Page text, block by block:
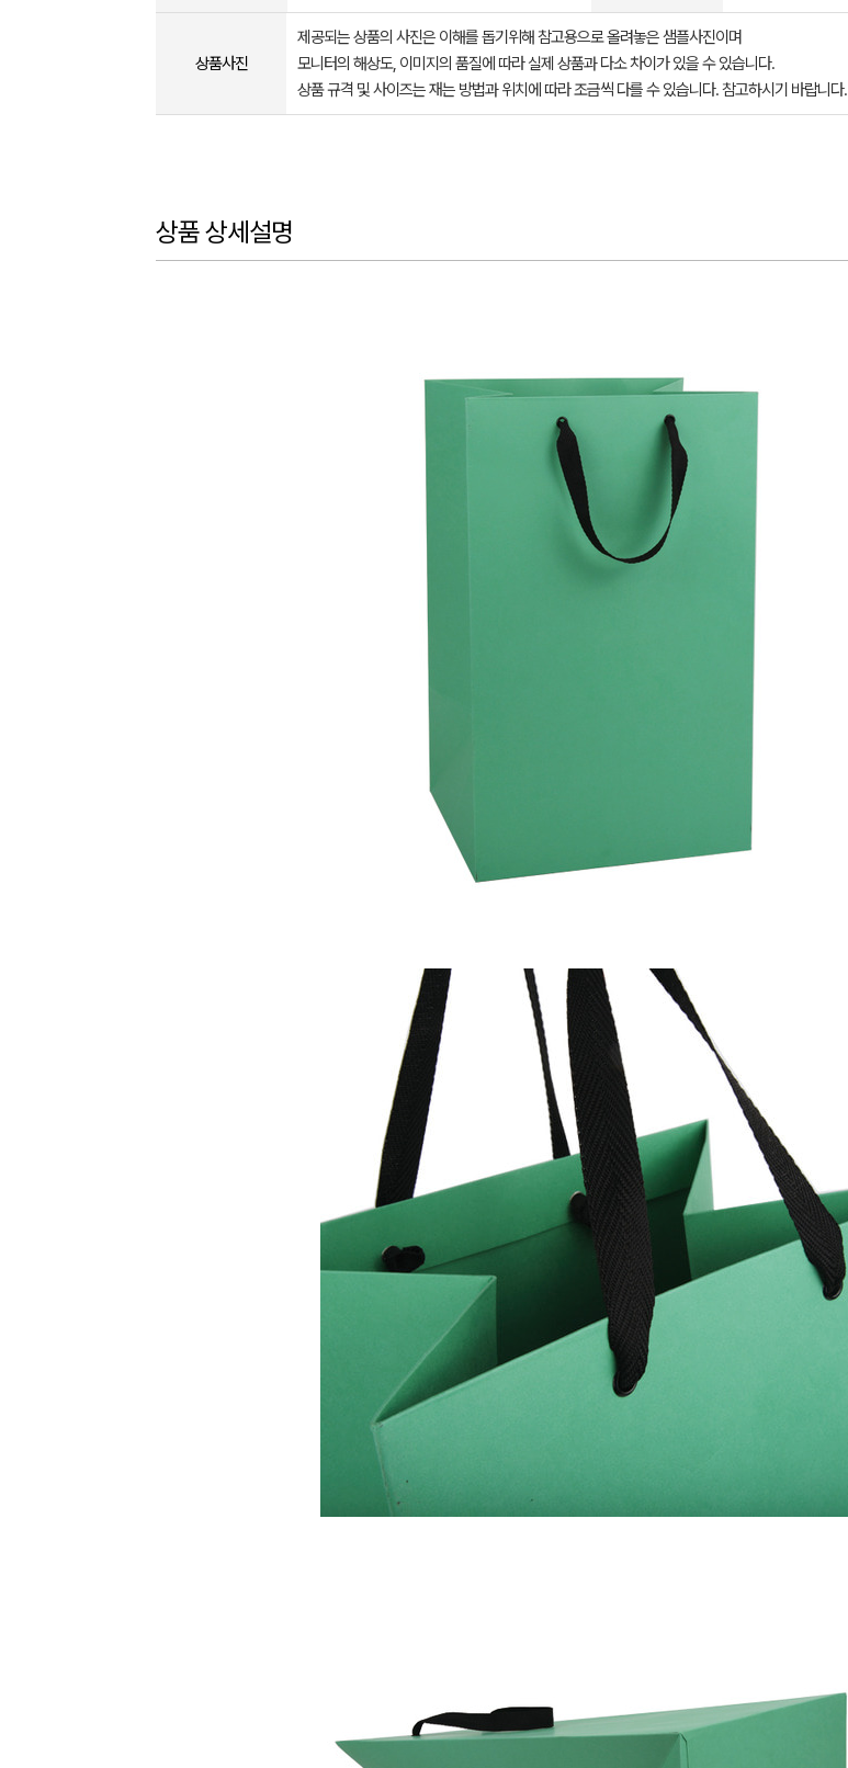
상품사진
제공되는 상품의 사진은 이해를 돕기위해 참고용으로 올려놓은 샘플사진이며
모니터의 해상도, 이미지의 품질에 따라 실제 상품과 다소 차이가 있을 수 있습니다.
상품 규격 및 사이즈는 재는 방법과 위치에 따라 조금씩 다를 수 있습니다. 참고하시기 바랍니다.
상품 상세설명